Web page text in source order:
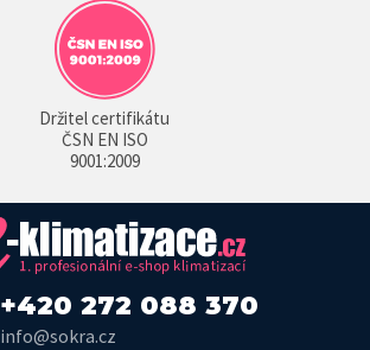
Držitel certifikátu
ČSN EN ISO
9001:2009
+420 272 088 370
info@sokra.cz